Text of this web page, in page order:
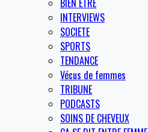
BIEN ÊTRE
INTERVIEWS
SOCIETE
SPORTS
TENDANCE
Vécus de femmes
TRIBUNE
PODCASTS
SOINS DE CHEVEUX